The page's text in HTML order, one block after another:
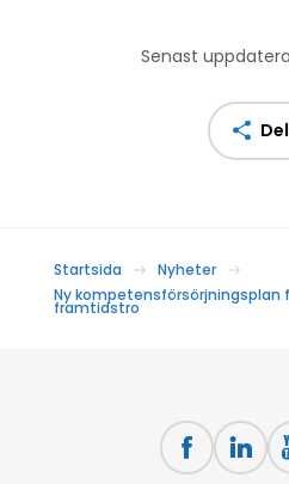
Senast
Startsida
Nyheter
Ny kompetensförsörjningsplan
framtidstro